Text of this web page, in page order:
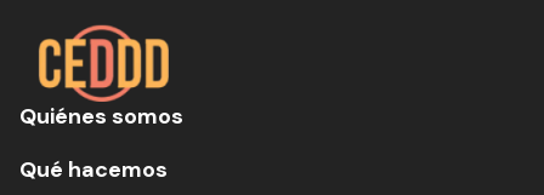
Quiénes somos
Qué hacemos